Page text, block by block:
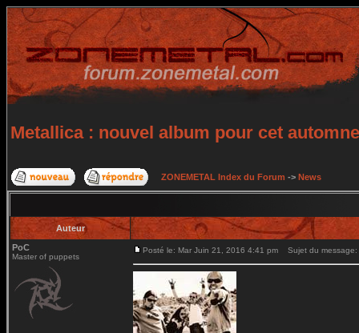
Metallica : nouvel album pour cet automne
ZONEMETAL Index du Forum -> News
Auteur
PoC
Master of puppets
Posté le: Mar Juin 21, 2016 4:41 pm Sujet du message: